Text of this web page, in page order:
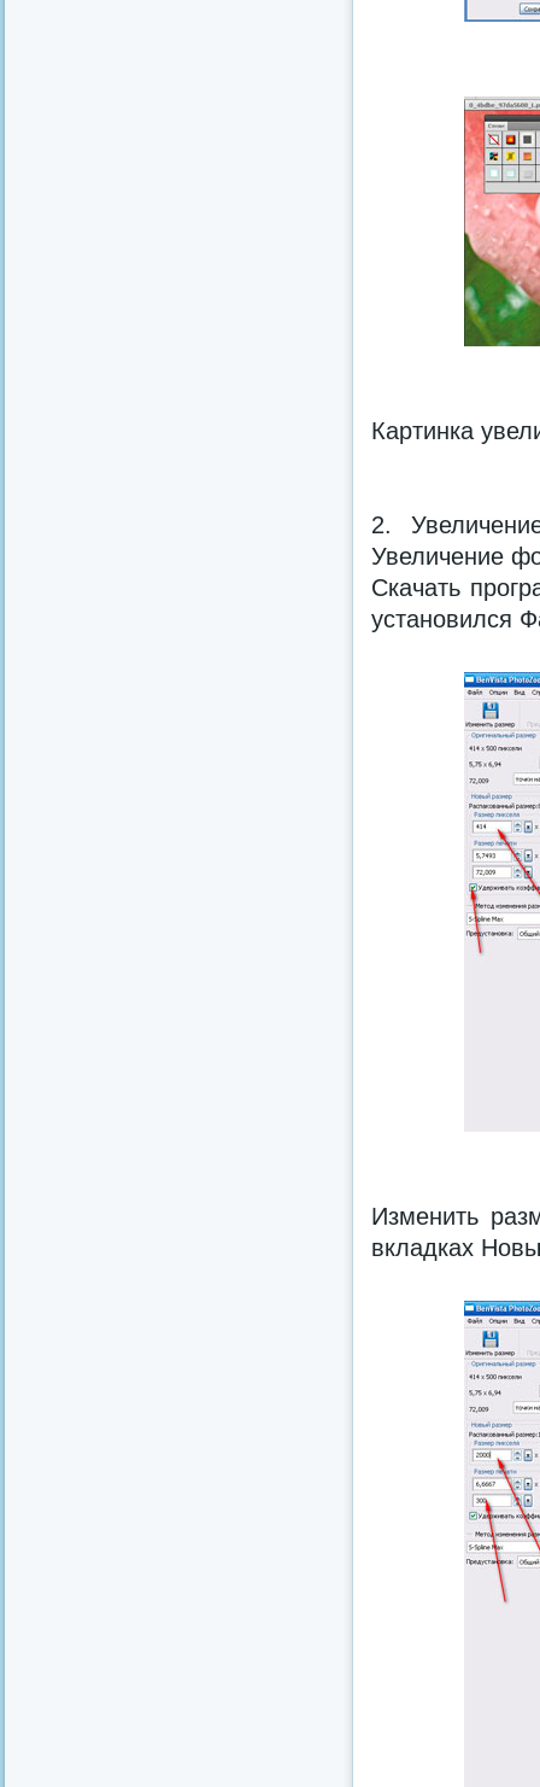
Картинка
2.
Увеличение
Скачать
установился
Изменить
вкладках